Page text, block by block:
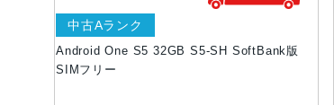
Android One S5 32GB S5-SH SoftBank版
SIMフリー
中古Aランク